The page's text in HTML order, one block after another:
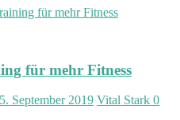
für mehr Fitness
September 2019 Vital Stark 0